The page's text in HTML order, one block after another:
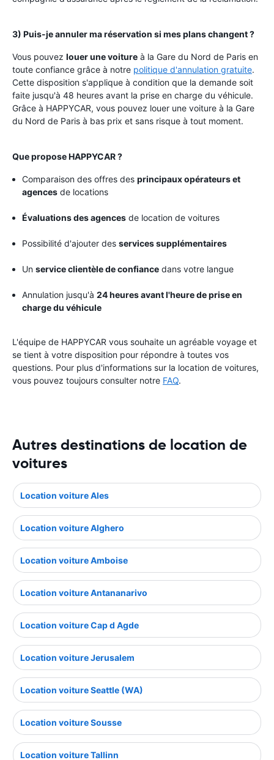
3) Puis-je annuler ma réservation si mes plans changent ?
Vous pouvez louer une voiture à la Gare du Nord de Paris en
toute confiance grâce à notre politique d'annulation gratuite.
Cette disposition s'applique à condition que la demande soit
faite jusqu'à 48 heures avant la prise en charge du véhicule.
Grâce à HAPPYCAR, vous pouvez louer une voiture à la Gare
du Nord de Paris à bas prix et sans risque à tout moment.
Que propose HAPPYCAR ?
Comparaison des offres des principaux opérateurs et
agences de locations
Évaluations des agences de location de voitures
Possibilité d'ajouter des services supplémentaires
Un service clientèle de confiance dans votre langue
Annulation jusqu'à 24 heures avant l'heure de prise en
charge du véhicule
L'équipe de HAPPYCAR vous souhaite un agréable voyage et
se tient à votre disposition pour répondre à toutes vos
questions. Pour plus d'informations sur la location de voitures,
vous pouvez toujours consulter notre FAQ.
Autres destinations de location de
voitures
Location voiture Ales
Location voiture Alghero
Location voiture Amboise
Location voiture Antananarivo
Location voiture Cap d Agde
Location voiture Jerusalem
Location voiture Seattle (WA)
Location voiture Sousse
Location voiture Tallinn